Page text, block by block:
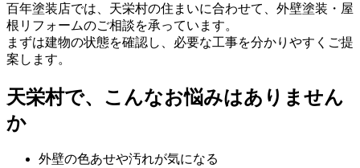
百年塗装店では、天栄村の住まいに合わせて、外壁塗装・屋
根リフォームのご相談を承っています。
まずは建物の状態を確認し、必要な工事を分かりやすくご提
案します。
天栄村で、こんなお悩みはありません
か
外壁の色あせや汚れが気になる